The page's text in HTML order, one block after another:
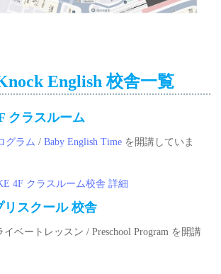
English 校舎一覧
クラスルーム
グラム / Baby English Time を開講していま
4F クラスルーム校舎 詳細
リスクール 校舎
ベートレッスン / Preschool Program を開講